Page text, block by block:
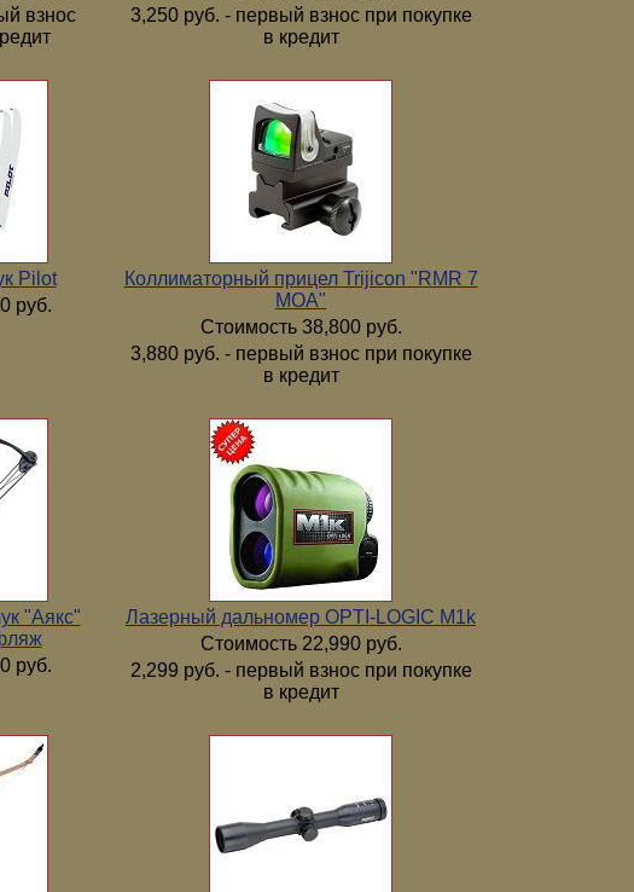
взнос
3,250 руб. - первый взнос при покупке
в кредит
Pilot
руб.
Коллиматорный прицел Trijicon "RMR 7
МОА"
Стоимость 38,800 руб.
3,880 руб. - первый взнос при покупке
в кредит
"Аякс"
руб.
Лазерный дальномер OPTI-LOGIC M1k
Стоимость 22,990 руб.
2,299 руб. - первый взнос при покупке
в кредит